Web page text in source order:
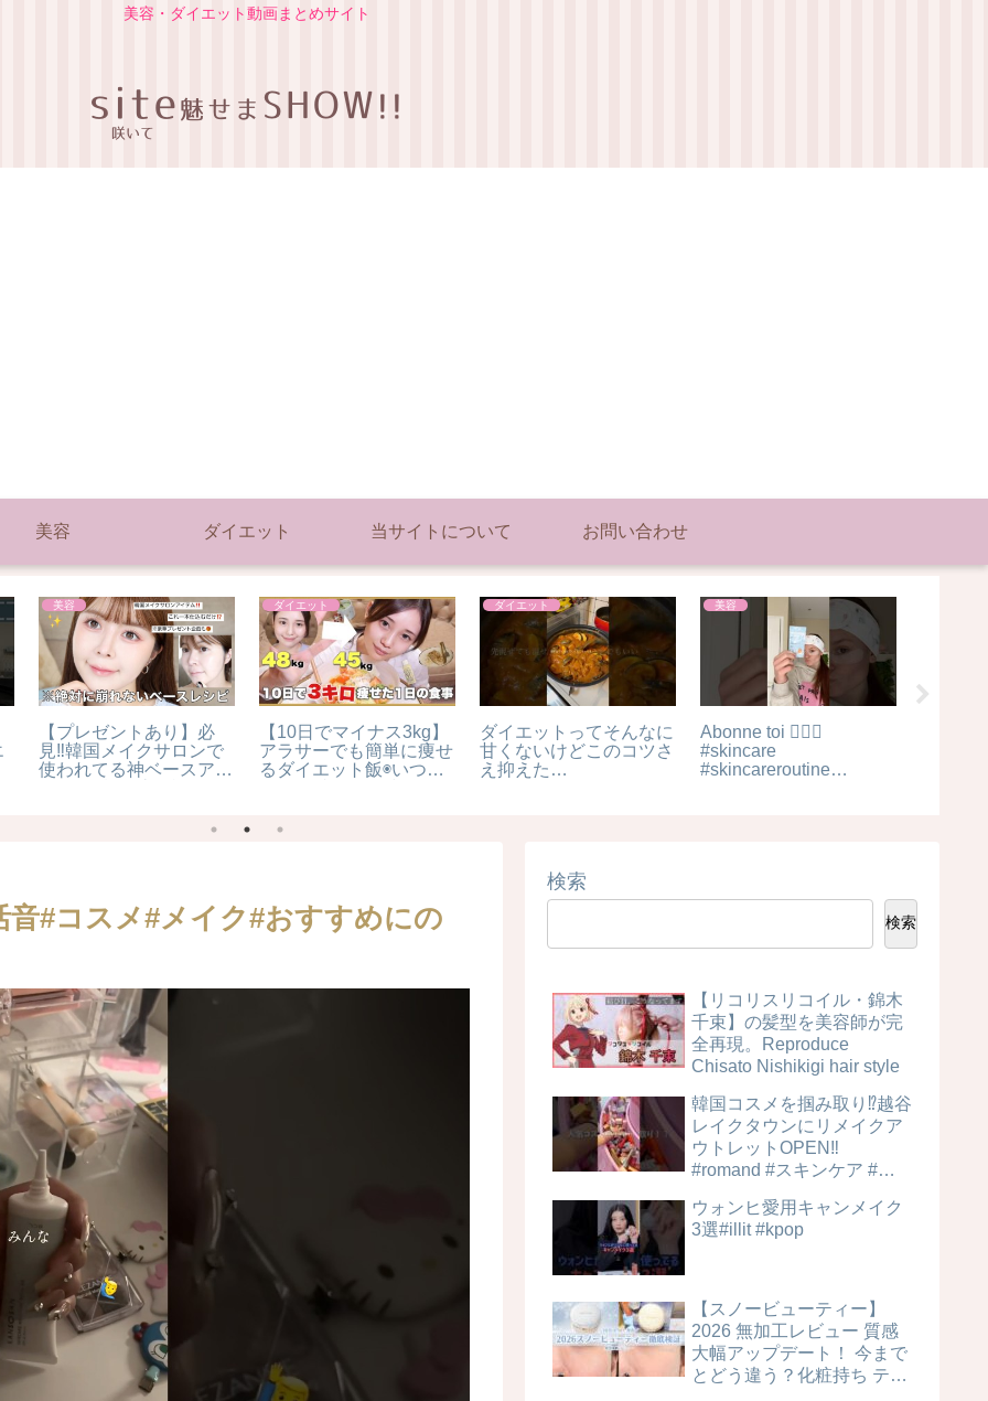
美容・ダイエット動画まとめサイト
美容 ダイエット 当サイトについて お問い合わせ
美容
【プレゼントあり】必
見‼️韓国メイクサロンで
使われてる神ベースアイ
ダイエット
【10日でマイナス3kg】
アラサーでも簡単に痩せ
るダイエット飯◉いつの
ダイエット
ダイエットってそんなに
甘くないけどこのコツさ
え抑えた
美容
Abonne toi 🧖🏻‍♀️
#skincare
#skincareroutine
#コスメ#メイク#おすすめにの
検索
検索
【リコリスリコイル・錦木
千束】の髪型を美容師が完
全再現。Reproduce
Chisato Nishikigi hair style
韓国コスメを掴み取り⁉︎越谷
レイクタウンにリメイクア
ウトレットOPEN‼️
#romand #スキンケア #美
ウォンヒ愛用キャンメイク
3選#illit #kpop
【スノービューティー】
2026 無加工レビュー 質感
大幅アップデート！ 今まで
とどう違う？化粧持ち テカ